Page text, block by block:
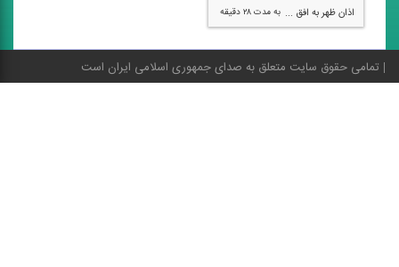
اذان ظهر به افق ... به مدت ۲۸ دقیقه
تمامی حقوق سایت متعلق به صدای جمهوری اسلامی ایران است